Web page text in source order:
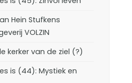
Hein Stufkens
VOLZIN
kerker van de ziel (?)
is (44): Mystiek en